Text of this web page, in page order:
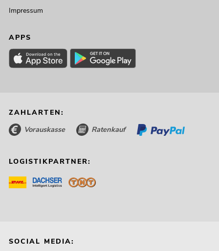
Impressum
APPS
ZAHLARTEN:
Vorauskasse Ratenkauf
LOGISTIKPARTNER:
SOCIAL MEDIA: